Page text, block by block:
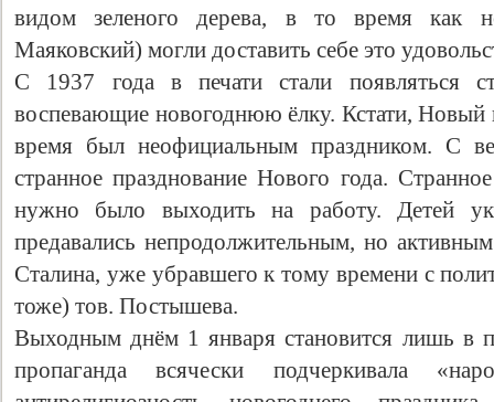
видом зеленого дерева, в то время как
Маяковский) могли доставить себе это
С 1937 года в печати стали появляться
воспевающие новогоднюю ёлку. Кстати, Новый
время был неофициальным праздником. С
странное празднование Нового года.
нужно было выходить на работу. Детей
предавались непродолжительным, но
Сталина, уже убравшего к тому времени с
тоже) тов. Постышева.
Выходным днём 1 января становится лишь в
пропаганда всячески подчеркивала